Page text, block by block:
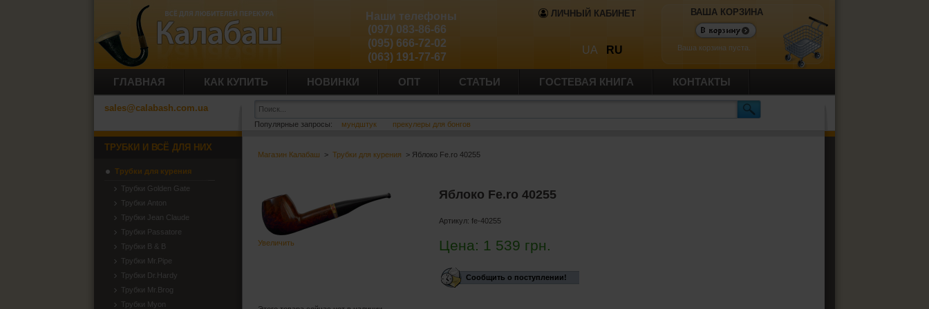
ЛИЧНЫЙ КАБИНЕТ
UA RU
Наши телефоны
(097) 083-86-66
(095) 666-72-02
(063) 191-77-67
ВАША КОРЗИНА
Ваша корзина пуста.
ГЛАВНАЯ КАК КУПИТЬ НОВИНКИ ОПТ СТАТЬИ ГОСТЕВАЯ КНИГА КОНТАКТЫ
sales@calabash.com.ua
Популярные запросы: мундштук прекулеры для бонгов
Магазин Калабаш > Трубки для курения > Яблоко Fe.ro 40255
Увеличить
Яблоко Fe.ro 40255
Артикул:fe-40255
Цена: 1 539 грн.
Сообщить о поступлении!
ТРУБКИ И ВСЁ ДЛЯ НИХ
Трубки для курения
Трубки Golden Gate
Трубки Anton
Трубки Jean Claude
Трубки Passatore
Трубки B & B
Трубки Mr.Pipe
Трубки Dr.Hardy
Трубки Mr.Brog
Трубки Myon